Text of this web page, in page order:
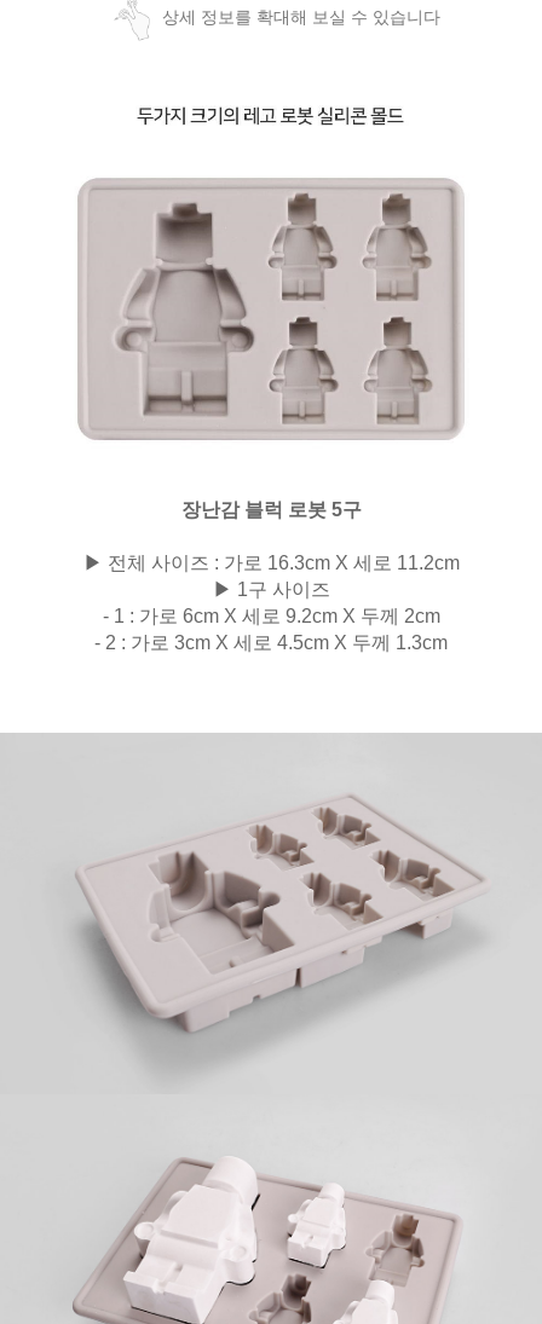
상세 정보를 확대해 보실 수 있습니다
장난감 블럭 로봇 5구
▶ 전체 사이즈 : 가로 16.3cm X 세로 11.2cm
▶ 1구 사이즈
- 1 : 가로 6cm X 세로 9.2cm X 두께 2cm
- 2 : 가로 3cm X 세로 4.5cm X 두께 1.3cm